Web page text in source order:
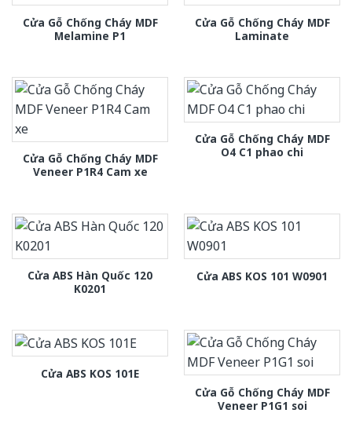
Cửa Gỗ Chống Cháy MDF
Melamine P1
Cửa Gỗ Chống Cháy MDF
Laminate
Cửa Gỗ Chống Cháy MDF
Veneer P1R4 Cam xe
Cửa Gỗ Chống Cháy MDF
O4 C1 phao chi
Cửa ABS Hàn Quốc 120
K0201
Cửa ABS KOS 101 W0901
Cửa ABS KOS 101E
Cửa Gỗ Chống Cháy MDF
Veneer P1G1 soi